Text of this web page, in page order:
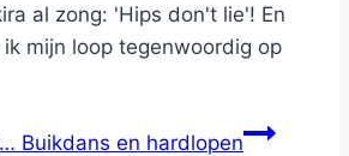
al zong: 'Hips don't lie'! En
mijn loop tegenwoordig op
Buikdans en hardlopen